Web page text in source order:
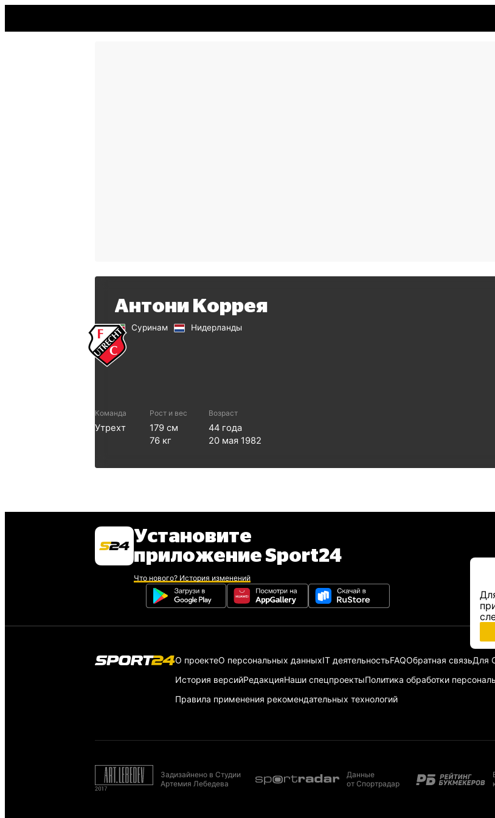
Антони Коррея
Суринам Нидерланды
Команда
Утрехт
Рост и вес
179 см
76 кг
Возраст
44 года
20 мая 1982
Установите
приложение Sport24
Что нового? История изменений
О проектеО персональных данныхIT деятельностьFAQОбратная связьДля
История версийРедакцияНаши спецпроектыПолитика обработки
Правила применения рекомендательных технологий
Задизайнено в Студии
Артемия Лебедева
Данные
от Спортрадар